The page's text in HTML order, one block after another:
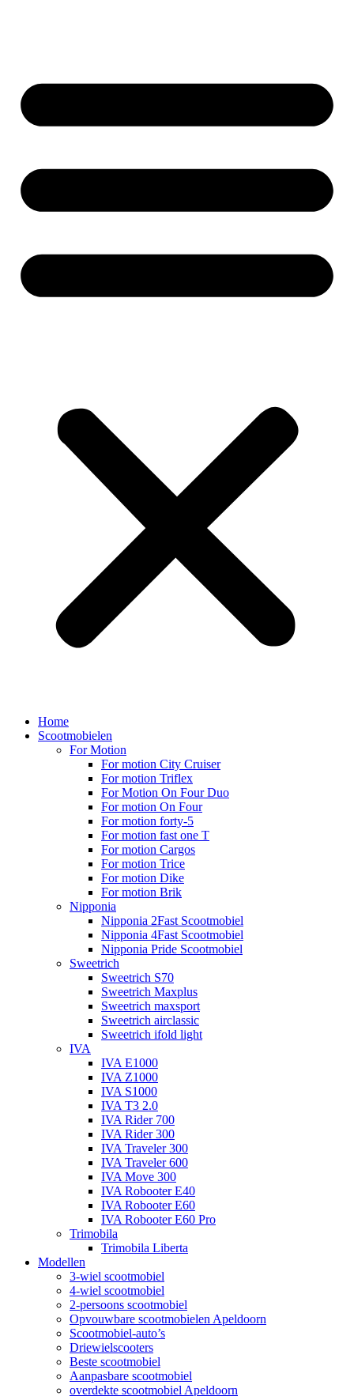
Home
Scootmobielen
For Motion
For motion City Cruiser
For motion Triflex
For Motion On Four Duo
For motion On Four
For motion forty-5
For motion fast one T
For motion Cargos
For motion Trice
For motion Dike
For motion Brik
Nipponia
Nipponia 2Fast Scootmobiel
Nipponia 4Fast Scootmobiel
Nipponia Pride Scootmobiel
Sweetrich
Sweetrich S70
Sweetrich Maxplus
Sweetrich maxsport
Sweetrich airclassic
Sweetrich ifold light
IVA
IVA E1000
IVA Z1000
IVA S1000
IVA T3 2.0
IVA Rider 700
IVA Rider 300
IVA Traveler 300
IVA Traveler 600
IVA Move 300
IVA Robooter E40
IVA Robooter E60
IVA Robooter E60 Pro
Trimobila
Trimobila Liberta
Modellen
3-wiel scootmobiel
4-wiel scootmobiel
2-persoons scootmobiel
Opvouwbare scootmobielen Apeldoorn
Scootmobiel-auto’s
Driewielscooters
Beste scootmobiel
Aanpasbare scootmobiel
overdekte scootmobiel Apeldoorn